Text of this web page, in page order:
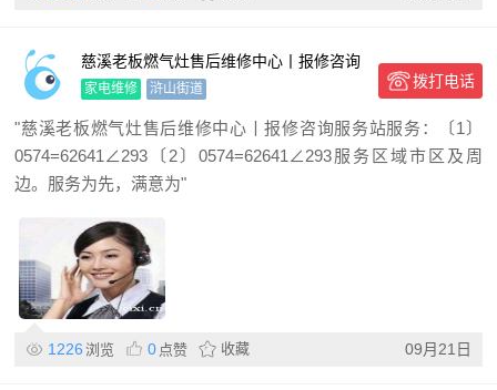
慈溪老板燃气灶售后维修中心丨报修咨询
服务站
家电维修 浒山街道 拨打电话
"慈溪老板燃气灶售后维修中心丨报修咨询服务站服务：〔1〕
0574=62641∠293〔2〕0574=62641∠293服务区域市区及周
边。服务为先，满意为"
1226 浏览 0 点赞 收藏 09月21日